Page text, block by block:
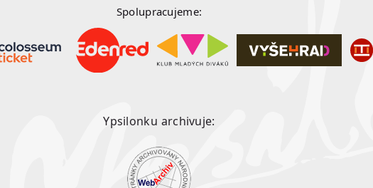
Spolupracujeme:
Ypsilonku archivuje: